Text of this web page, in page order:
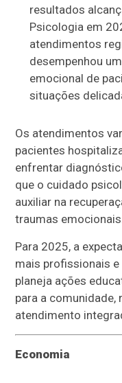
resultados
Psicologia em
atendimentos
desempenhou
emocional de
situações
Os atendimentos
pacientes
enfrentar
que o cuidado
auxiliar na
traumas emocionais.
Para 2025, a
mais profissionais
planeja ações
para a
atendimento
Economia